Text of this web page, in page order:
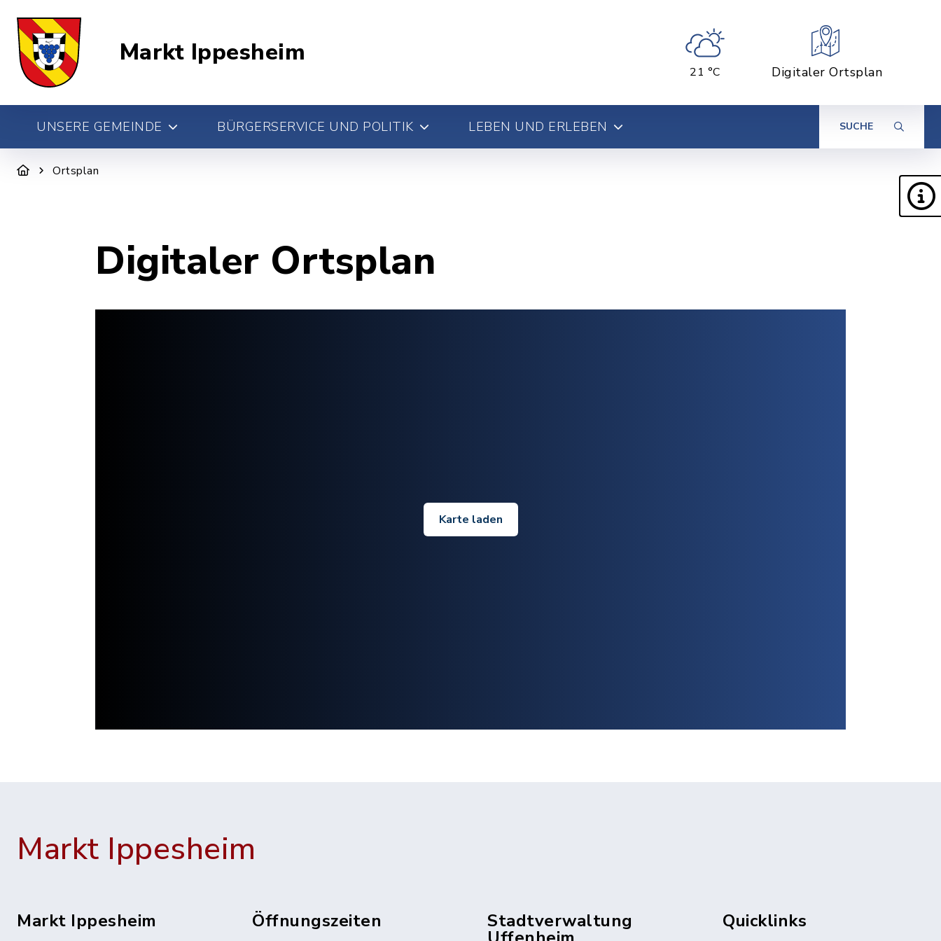
Markt Ippesheim
21 °C Digitaler Ortsplan
UNSERE GEMEINDE BÜRGERSERVICE UND POLITIK LEBEN UND ERLEBEN SUCHE
Ortsplan
Digitaler Ortsplan
Karte laden
Markt Ippesheim
Markt Ippesheim Öffnungszeiten Stadtverwaltung Quicklinks